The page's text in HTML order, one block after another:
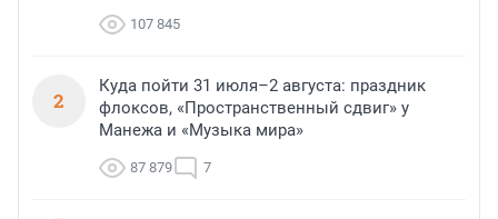
107 845
2
Куда пойти 31 июля–2 августа: праздник
флоксов, «Пространственный сдвиг» у
Манежа и «Музыка мира»
87 879 7